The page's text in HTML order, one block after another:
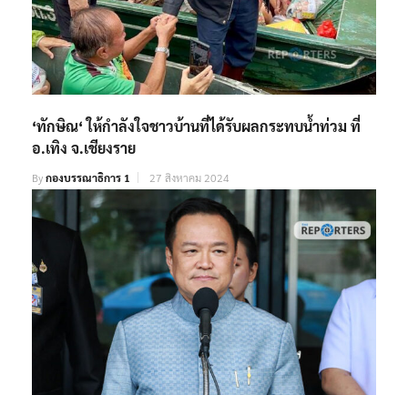
อ.เทิง จ.เชียงราย
Byกองบรรณาธิการ 1 27 สิงหาคม 2024